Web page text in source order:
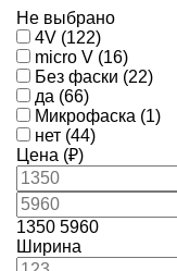
Не выбрано
4V (122)
micro V (16)
Без фаски (22)
да (66)
Микрофаска (1)
нет (44)
Цена (₽)
1350 5960
Ширина